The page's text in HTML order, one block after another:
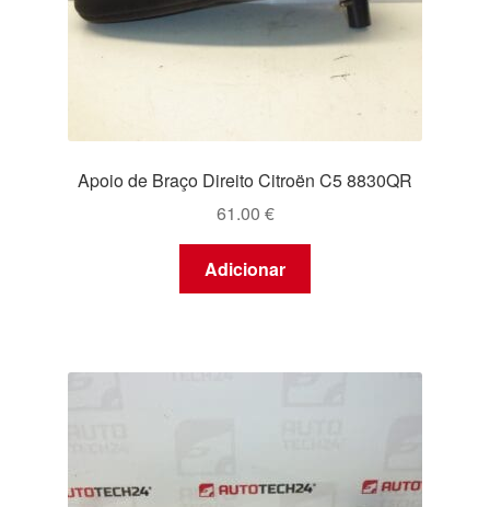
Apoio de Braço Direito Citroën C5 8830QR
61.00 €
Adicionar